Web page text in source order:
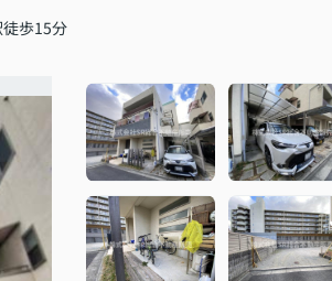
歩15分